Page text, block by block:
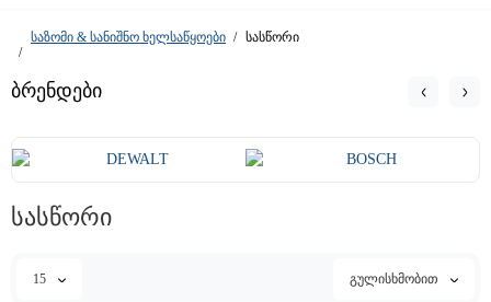
საზომი & სანიშნო ხელსაწყოები სასწორი
ბრენდები
სასწორი
15 გულისხმობით